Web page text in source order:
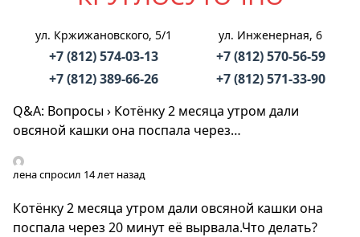
ул. Кржижановского, 5/1
+7 (812) 574-03-13
+7 (812) 389-66-26
ул. Инженерная, 6
+7 (812) 570-56-59
+7 (812) 571-33-90
Q&A: Вопросы› Котёнку 2 месяца утром дали
овсяной кашки она поспала через…
ленаспросил 14 лет назад
Котёнку 2 месяца утром дали овсяной кашки она
поспала через 20 минут её вырвала.Что делать?